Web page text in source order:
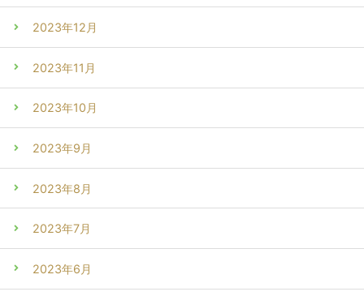
2023年12月
2023年11月
2023年10月
2023年9月
2023年8月
2023年7月
2023年6月